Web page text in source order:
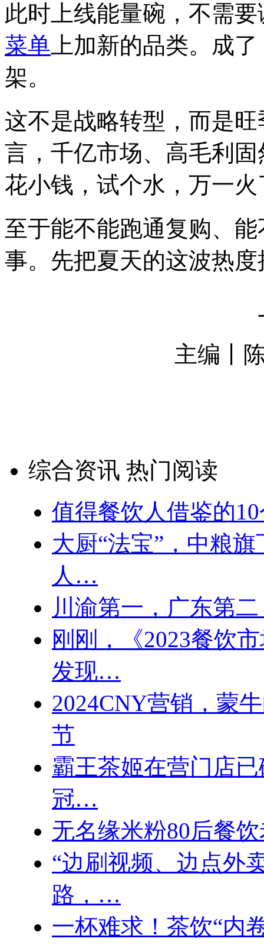
此时上线能量碗，不需
菜单 上加新的品类。成
架。
这不是战略转型，而是
言，千亿市场、高毛利
花小钱，试个水，万一火
至于能不能跑通复购、
事。先把夏天的这波热
主编丨
综合资讯 热门阅读
值得餐饮人借鉴的
大厨“法宝”，中粮
人…
川渝第一，广东第
刚刚，《2023餐饮
发现…
2024CNY营销，蒙
节
霸王茶姬在营门店
冠…
无名缘米粉80后餐
“边刷视频、边点外
路，…
一杯难求！茶饮“内